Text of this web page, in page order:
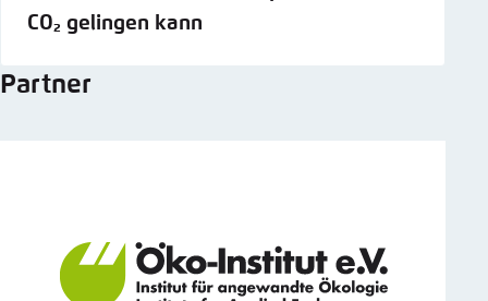
CO₂ gelingen kann
Partner